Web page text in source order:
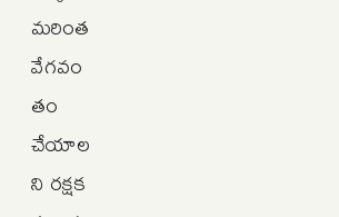
మరింత
వేగవం
తం
చేయాల
ని రక్షక